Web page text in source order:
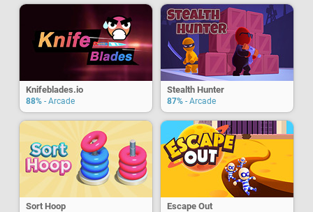
Knifeblades.io
88% - Arcade
Stealth Hunter
87% - Arcade
Sort Hoop Escape Out